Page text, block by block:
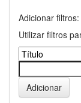
Adicionar filtros:
Utilizar filtros